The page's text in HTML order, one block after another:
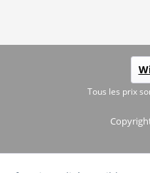
Tous les prix